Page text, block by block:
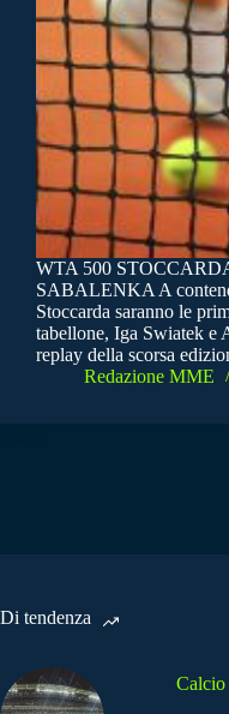
WTA 500
SABALENKA A
Stoccarda saranno le
tabellone, Iga Swiatek e
replay della scorsa
Redazione MME
Di tendenza
Calcio